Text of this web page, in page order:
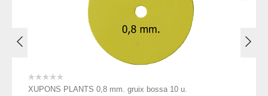
XUPONS PLANTS 0,8 mm. gruix bossa 10 u.